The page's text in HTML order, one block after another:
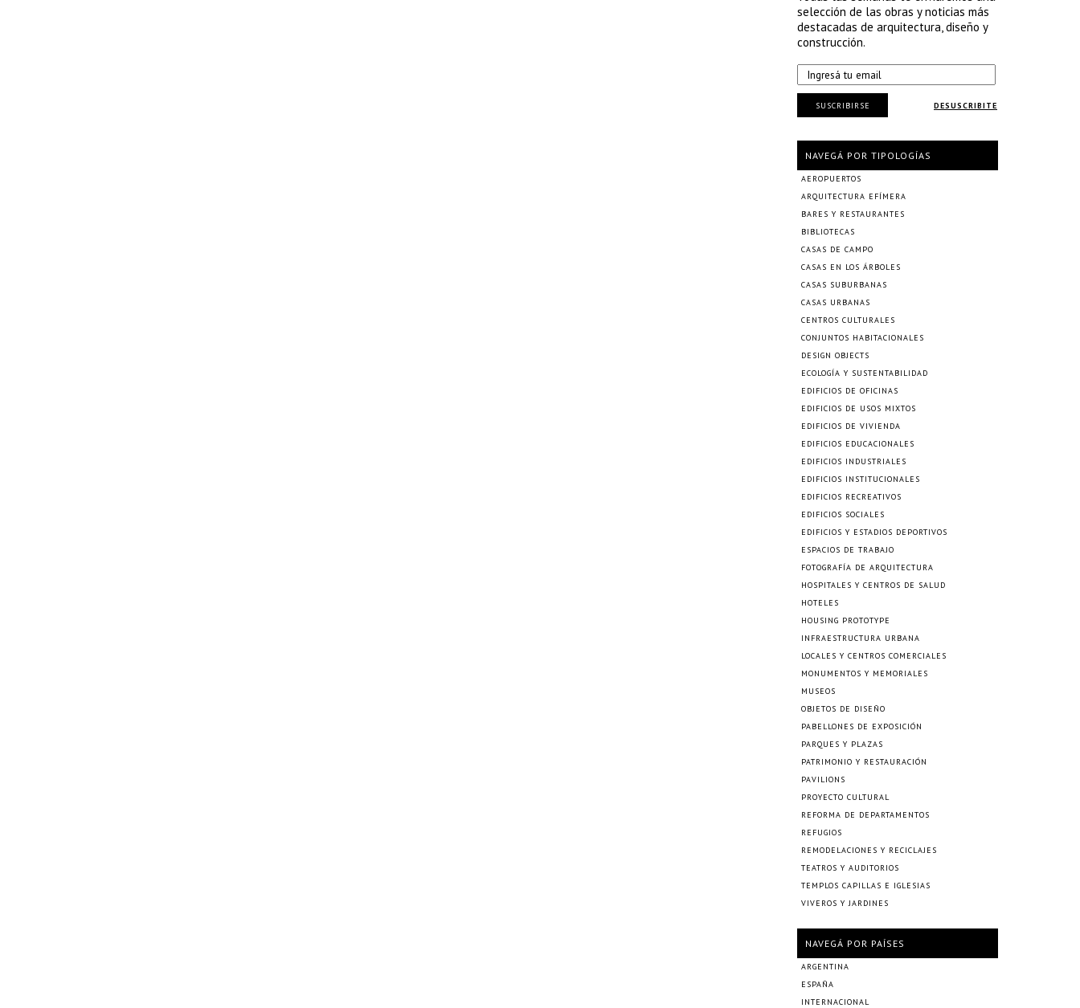
selección de las obras y noticias más
destacadas de arquitectura, diseño y
construcción.
DESUSCRIBITE
SUSCRIBIRSE
NAVEGÁ POR TIPOLOGÍAS
AEROPUERTOS
ARQUITECTURA EFÍMERA
BARES Y RESTAURANTES
BIBLIOTECAS
CASAS DE CAMPO
CASAS EN LOS ÁRBOLES
CASAS SUBURBANAS
CASAS URBANAS
CENTROS CULTURALES
CONJUNTOS HABITACIONALES
DESIGN OBJECTS
ECOLOGÍA Y SUSTENTABILIDAD
EDIFICIOS DE OFICINAS
EDIFICIOS DE USOS MIXTOS
EDIFICIOS DE VIVIENDA
EDIFICIOS EDUCACIONALES
EDIFICIOS INDUSTRIALES
EDIFICIOS INSTITUCIONALES
EDIFICIOS RECREATIVOS
EDIFICIOS SOCIALES
EDIFICIOS Y ESTADIOS DEPORTIVOS
ESPACIOS DE TRABAJO
FOTOGRAFÍA DE ARQUITECTURA
HOSPITALES Y CENTROS DE SALUD
HOTELES
HOUSING PROTOTYPE
INFRAESTRUCTURA URBANA
LOCALES Y CENTROS COMERCIALES
MONUMENTOS Y MEMORIALES
MUSEOS
OBJETOS DE DISEÑO
PABELLONES DE EXPOSICIÓN
PARQUES Y PLAZAS
PATRIMONIO Y RESTAURACIÓN
PAVILIONS
PROYECTO CULTURAL
REFORMA DE DEPARTAMENTOS
REFUGIOS
REMODELACIONES Y RECICLAJES
TEATROS Y AUDITORIOS
TEMPLOS CAPILLAS E IGLESIAS
VIVEROS Y JARDINES
NAVEGÁ POR PAÍSES
ARGENTINA
ESPAÑA
INTERNACIONAL